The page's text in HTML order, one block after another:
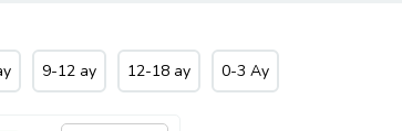
9-12 ay 12-18 ay 0-3 Ay